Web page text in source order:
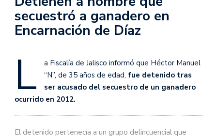
secuestró a ganadero en
Encarnación de Díaz
L
a Fiscalía de Jalisco informó que Héctor Manuel
“N”, de 35 años de edad, fue detenido tras
ser acusado del secuestro de un ganadero
ocurrido en 2012.
El detenido pertenecía a un grupo delincuencial que